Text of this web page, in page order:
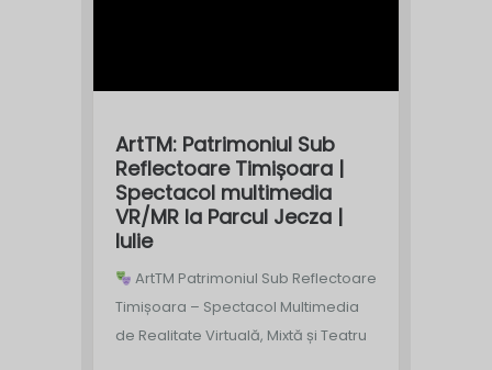
ArtTM: Patrimoniul Sub
Reflectoare Timișoara |
Spectacol multimedia
VR/MR la Parcul Jecza |
Iulie
ArtTM Patrimoniul Sub Reflectoare
Timișoara – Spectacol Multimedia
de Realitate Virtuală, Mixtă și Teatru